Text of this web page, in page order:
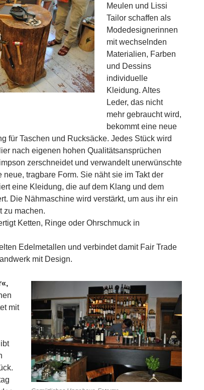
Meulen und Lissi
Tailor schaffen als
Modedesignerinnen
mit wechselnden
Materialien, Farben
und Dessins
individuelle
Kleidung. Altes
Leder, das nicht
mehr gebraucht wird,
bekommt eine neue
für Taschen und Rucksäcke. Jedes Stück wird
nach eigenen hohen Qualitätsansprüchen
zerschneidet und verwandelt unerwünschte
tragbare Form. Sie näht sie im Takt der
eine Kleidung, die auf dem Klang und dem
Die Nähmaschine wird verstärkt, um aus ihr ein
zu machen.
Ketten, Ringe oder Ohrschmuck in
Edelmetallen und verbindet damit Fair Trade
mit Design.
mit